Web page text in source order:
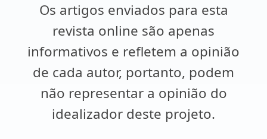
Os artigos enviados para esta
revista online são apenas
informativos e refletem a opinião
de cada autor, portanto, podem
não representar a opinião do
idealizador deste projeto.